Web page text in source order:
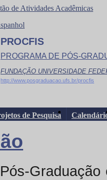
de Atividades Acadêmicas
PROCFIS
PROGRAMA DE PÓS-
FUNDAÇÃO UNIVERSIDADE
http://www.posgraduacao.ufs.br/procfis
de Pesquisa